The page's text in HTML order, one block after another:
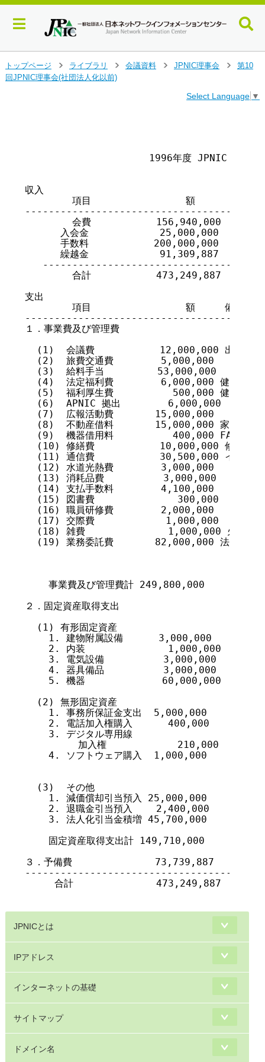
イ
トップページ
>
ライブラリ
>
会議資料
JPNIC理事会
第10
回JPNIC理事会(社団法人化以前)
Select Language ▼
1996年度 JPNIC 予算(
収入
        項目                額
        会費           156,940,000
      入会金            25,000,000
      手数料           200,000,000
      繰越金            91,309,887
   ---------------------------------
        合計           473,249,887
支出
        項目                額     備考
１．事業費及び管理費
(1)  会議費           12,000,000 出席謝金
  (2)  旅費交通費        5,000,000
  (3)  給料手当         53,000,000
(4)  法定福利費        6,000,000 健保、年金
(5)  福利厚生費          500,000 健康診断、
  (6)  APNIC 拠出        6,000,000
  (7)  広報活動費       15,000,000
  (8)  不動産借料       15,000,000 家賃など
(9)  機器借用料          400,000 FAX レン
(10) 修繕費           10,000,000 修繕、保
(11) 通信費           30,500,000 インターネ
  (12) 水道光熱費        3,000,000
  (13) 消耗品費          3,000,000
  (14) 支払手数料        4,100,000
  (15) 図書費              300,000
  (16) 職員研修費        2,000,000
  (17) 交際費            1,000,000
(18) 雑費              1,000,000 火災保険
(19) 業務委託費       82,000,000 法人化準備
    事業費及び管理費計 249,800,000
２．固定資産取得支出
  (1) 有形固定資産
    1. 建物附属設備      3,000,000
    2. 内装              1,000,000
    3. 電気設備          3,000,000
    4. 器具備品          3,000,000
    5. 機器             60,000,000
  (2) 無形固定資産
    1. 事務所保証金支出  5,000,000
    2. 電話加入権購入      400,000
    3. デジタル専用線
         加入権            210,000
    4. ソフトウェア購入  1,000,000
  (3)  その他
    1. 減価償却引当預入 25,000,000
    2. 退職金引当預入    2,400,000
    3. 法人化引当金積増 45,700,000
    固定資産取得支出計 149,710,000
３．予備費              73,739,887
     合計              473,249,887
JPNICとは
IPアドレス
インターネットの基礎
サイトマップ
ドメイン名